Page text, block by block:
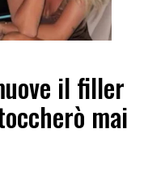
il filler
mai